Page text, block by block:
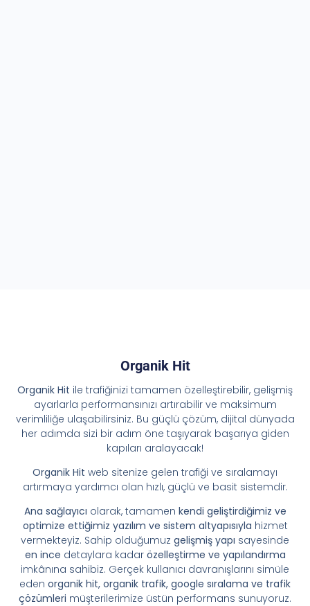
Organik Hit
Organik Hit ile trafiğinizi tamamen özelleştirebilir, gelişmiş
ayarlarla performansınızı artırabilir ve maksimum
verimliliğe ulaşabilirsiniz. Bu güçlü çözüm, dijital dünyada
her adımda sizi bir adım öne taşıyarak başarıya giden
kapıları aralayacak!
Organik Hit web sitenize gelen trafiği ve sıralamayı
artırmaya yardımcı olan hızlı, güçlü ve basit sistemdir.
Ana sağlayıcı olarak, tamamen kendi geliştirdiğimiz ve
optimize ettiğimiz yazılım ve sistem altyapısıyla hizmet
vermekteyiz. Sahip olduğumuz gelişmiş yapı sayesinde
en ince detaylara kadar özelleştirme ve yapılandırma
imkânına sahibiz. Gerçek kullanıcı davranışlarını simüle
eden organik hit, organik trafik, google sıralama ve trafik
çözümleri müşterilerimize üstün performans sunuyoruz.